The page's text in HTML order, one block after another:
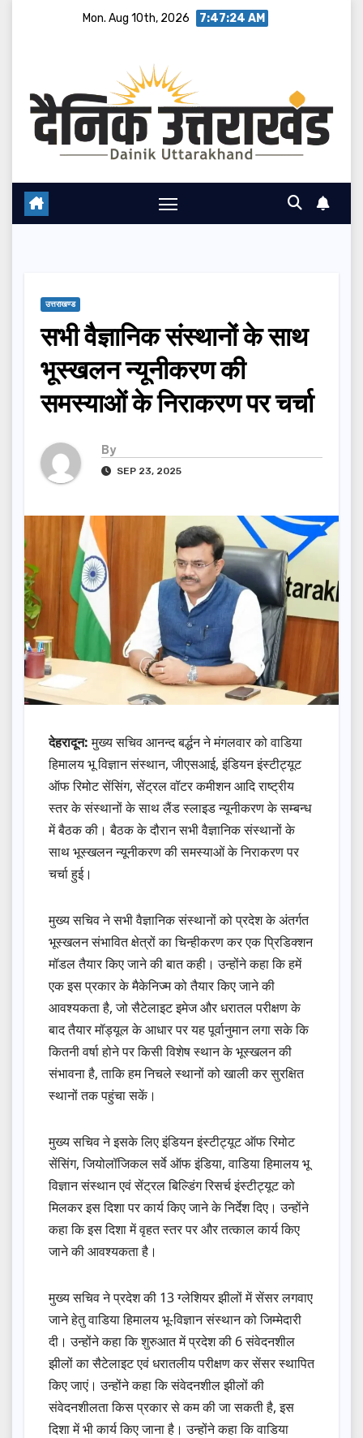
Mon. Aug 10th, 2026 7:47:25 AM
उत्तराखण्ड
सभी वैज्ञानिक संस्थानों के साथ
भूस्खलन न्यूनीकरण की
समस्याओं के निराकरण पर चर्चा
By
SEP 23, 2025
देहरादून:मुख्य सचिव आनन्द बर्द्धन ने मंगलवार को वाडिया
हिमालय भू विज्ञान संस्थान, जीएसआई, इंडियन इंस्टीट्यूट
ऑफ रिमोट सेंसिंग, सेंट्रल वॉटर कमीशन आदि राष्ट्रीय
स्तर के संस्थानों के साथ लैंड स्लाइड न्यूनीकरण के सम्बन्ध
में बैठक की। बैठक के दौरान सभी वैज्ञानिक संस्थानों के
साथ भूस्खलन न्यूनीकरण की समस्याओं के निराकरण पर
चर्चा हुई।
मुख्य सचिव ने सभी वैज्ञानिक संस्थानों को प्रदेश के अंतर्गत
भूस्खलन संभावित क्षेत्रों का चिन्हीकरण कर एक प्रिडिक्शन
मॉडल तैयार किए जाने की बात कही। उन्होंने कहा कि हमें
एक इस प्रकार के मैकेनिज्म को तैयार किए जाने की
आवश्यकता है, जो सैटेलाइट इमेज और धरातल परीक्षण के
बाद तैयार मॉड्यूल के आधार पर यह पूर्वानुमान लगा सके कि
कितनी वर्षा होने पर किसी विशेष स्थान के भूस्खलन की
संभावना है, ताकि हम निचले स्थानों को खाली कर सुरक्षित
स्थानों तक पहुंचा सकें।
मुख्य सचिव ने इसके लिए इंडियन इंस्टीट्यूट ऑफ रिमोट
सेंसिंग, जियोलॉजिकल सर्वे ऑफ इंडिया, वाडिया हिमालय भू
विज्ञान संस्थान एवं सेंट्रल बिल्डिंग रिसर्च इंस्टीट्यूट को
मिलकर इस दिशा पर कार्य किए जाने के निर्देश दिए। उन्होंने
कहा कि इस दिशा में वृहत स्तर पर और तत्काल कार्य किए
जाने की आवश्यकता है।
मुख्य सचिव ने प्रदेश की 13 ग्लेशियर झीलों में सेंसर लगवाए
जाने हेतु वाडिया हिमालय भू-विज्ञान संस्थान को जिम्मेदारी
दी। उन्होंने कहा कि शुरुआत में प्रदेश की 6 संवेदनशील
झीलों का सैटेलाइट एवं धरातलीय परीक्षण कर सेंसर स्थापित
किए जाएं। उन्होंने कहा कि संवेदनशील झीलों की
संवेदनशीलता किस प्रकार से कम की जा सकती है, इस
दिशा में भी कार्य किए जाना है। उन्होंने कहा कि वाडिया